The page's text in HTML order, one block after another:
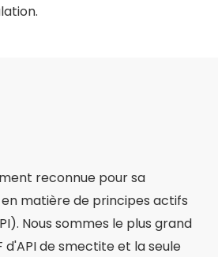
reconnue pour sa
matière de principes actifs
Nous sommes le plus grand
de smectite et la seule